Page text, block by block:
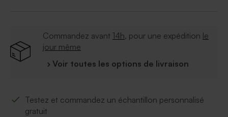
Commandez avant 14h, pour une expédition le
jour même
› Voir toutes les options de livraison
Testez et commandez un échantillon personnalisé
gratuit